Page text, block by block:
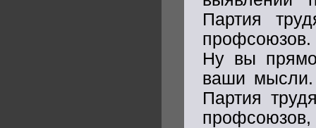
Партия
профсоюзов.
Ну вы
ваши
Партия
профсоюзов,